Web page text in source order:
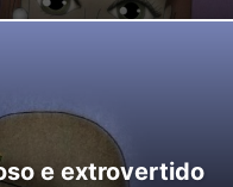
e extrovertido